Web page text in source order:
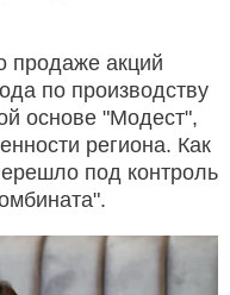
продаже акций
по производству
основе "Модест",
региона. Как
под контроль